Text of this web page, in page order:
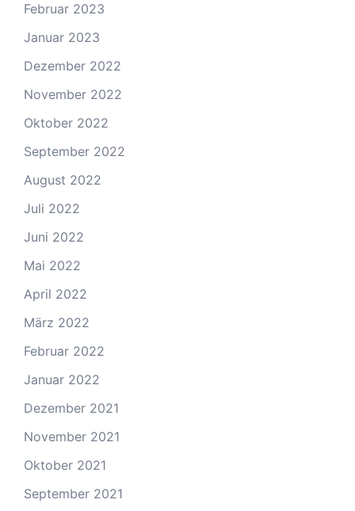
Februar 2023
Januar 2023
Dezember 2022
November 2022
Oktober 2022
September 2022
August 2022
Juli 2022
Juni 2022
Mai 2022
April 2022
März 2022
Februar 2022
Januar 2022
Dezember 2021
November 2021
Oktober 2021
September 2021